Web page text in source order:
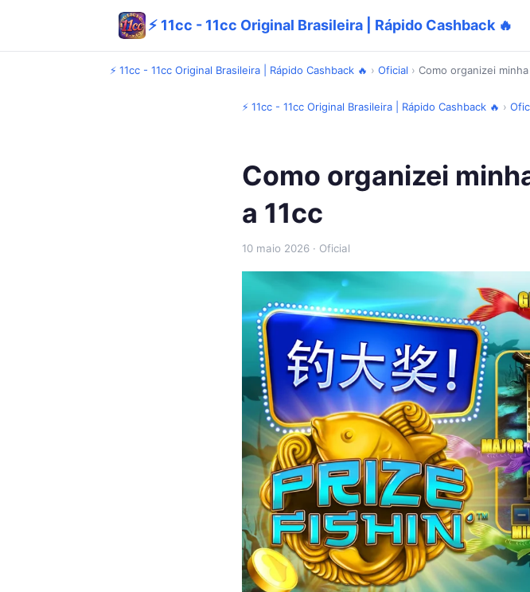
⚡ 11cc - 11cc Original Brasileira | Rápido Cashback 🔥
⚡ 11cc - 11cc Original Brasileira | Rápido Cashback 🔥 › Oficial › Como organizei
⚡ 11cc - 11cc Original Brasileira | Rápido Cashback 🔥 ›
Como organizei
a 11cc
10 maio 2026 · Oficial